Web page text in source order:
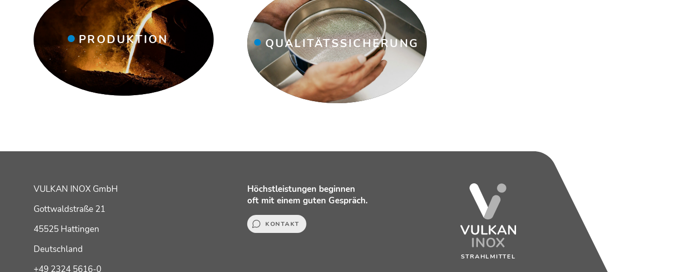
PRODUKTION QUALITÄTSSICHERUNG
STRAHLMITTEL
VULKAN INOX GmbH
Gottwaldstraße 21
45525 Hattingen
Deutschland
+49 2324 5616-0
Höchstleistungen beginnen
oft mit einem guten Gespräch.
KONTAKT